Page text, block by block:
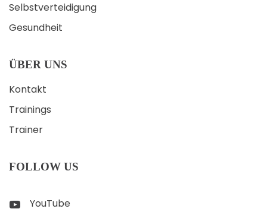
Selbstverteidigung
Gesundheit
ÜBER UNS
Kontakt
Trainings
Trainer
FOLLOW US
YouTube